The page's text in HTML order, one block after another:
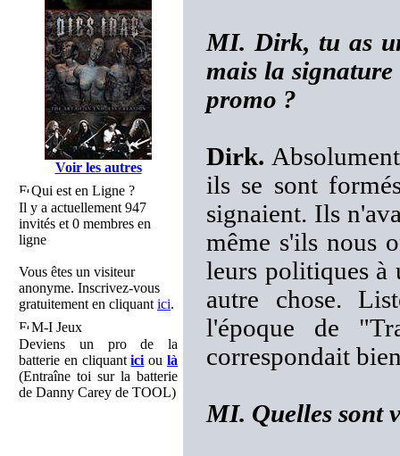
Voir les autres
Qui est en Ligne ?
Il y a actuellement 947
invités et 0 membres en
ligne
Vous êtes un visiteur
anonyme. Inscrivez-vous
gratuitement en cliquant ici.
M-I Jeux
Deviens un pro de la
batterie en cliquantici oulà
(Entraîne toi sur la batterie
de Danny Carey de TOOL)
MI. Dirk, tu as
mais la
promo ?
Dirk.
ils se sont
signaient. Ils
même s'ils nous
leurs politiques à
autre chose.
l'époque de
correspondait
MI. Quelles sont